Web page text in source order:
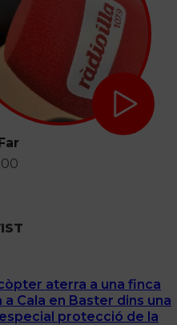
aterra a una finca
a Cala en Baster dins una
protecció de la